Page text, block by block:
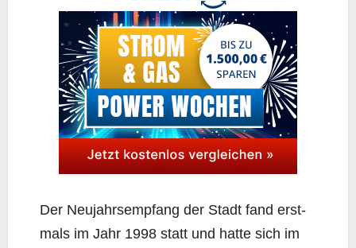
Der Neu­jahrs­emp­fang der Stadt fand erst­
mals im Jahr 1998 statt und hat­te sich im